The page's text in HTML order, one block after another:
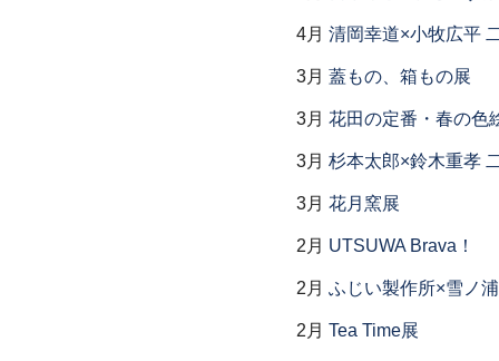
4月 清岡幸道×小牧広平
3月 蓋もの、箱もの展
3月 花田の定番・春の色
3月 杉本太郎×鈴木重孝
3月 花月窯展
2月 UTSUWA Brava！
2月 ふじい製作所×雪ノ
2月 Tea Time展